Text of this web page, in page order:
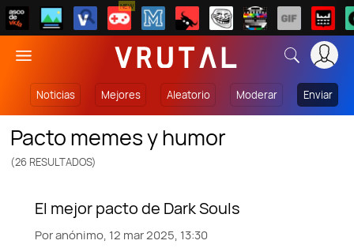
NEW
Noticias Mejores Aleatorio Moderar Enviar
pacto memes y humor
(26 RESULTADOS)
Poranónimo, 12 mar 2025, 13:30